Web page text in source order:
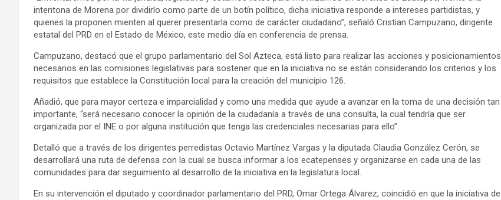
intentona de Morena por dividirlo como parte de un botín político, dicha iniciativa responde a intereses partidistas, y
quienes la proponen mienten al querer presentarla como de carácter ciudadano”, señaló Cristian Campuzano, dirigente
estatal del PRD en el Estado de México, este medio día en conferencia de prensa.
Campuzano, destacó que el grupo parlamentario del Sol Azteca, está listo para realizar las acciones y posicionamientos
necesarios en las comisiones legislativas para sostener que en la iniciativa no se están considerando los criterios y los
requisitos que establece la Constitución local para la creación del municipio 126.
Añadió, que para mayor certeza e imparcialidad y como una medida que ayude a avanzar en la toma de una decisión tan
importante, “será necesario conocer la opinión de la ciudadanía a través de una consulta, la cual tendría que ser
organizada por el INE o por alguna institución que tenga las credenciales necesarias para ello”.
Detalló que a través de los dirigentes perredistas Octavio Martínez Vargas y la diputada Claudia González Cerón, se
desarrollará una ruta de defensa con la cual se busca informar a los ecatepenses y organizarse en cada una de las
comunidades para dar seguimiento al desarrollo de la iniciativa en la legislatura local.
En su intervención el diputado y coordinador parlamentario del PRD, Omar Ortega Álvarez, coincidió en que la iniciativa de